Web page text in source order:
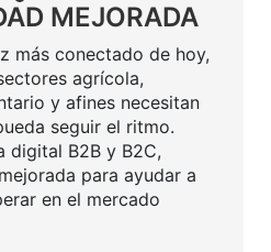
MEJORADA
más conectado de hoy,
agrícola,
y afines necesitan
seguir el ritmo.
digital B2B y B2C,
para ayudar a
en el mercado